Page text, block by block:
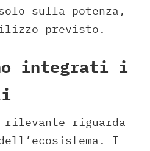
sulla potenza,
previsto.
integrati i
rilevante riguarda
I